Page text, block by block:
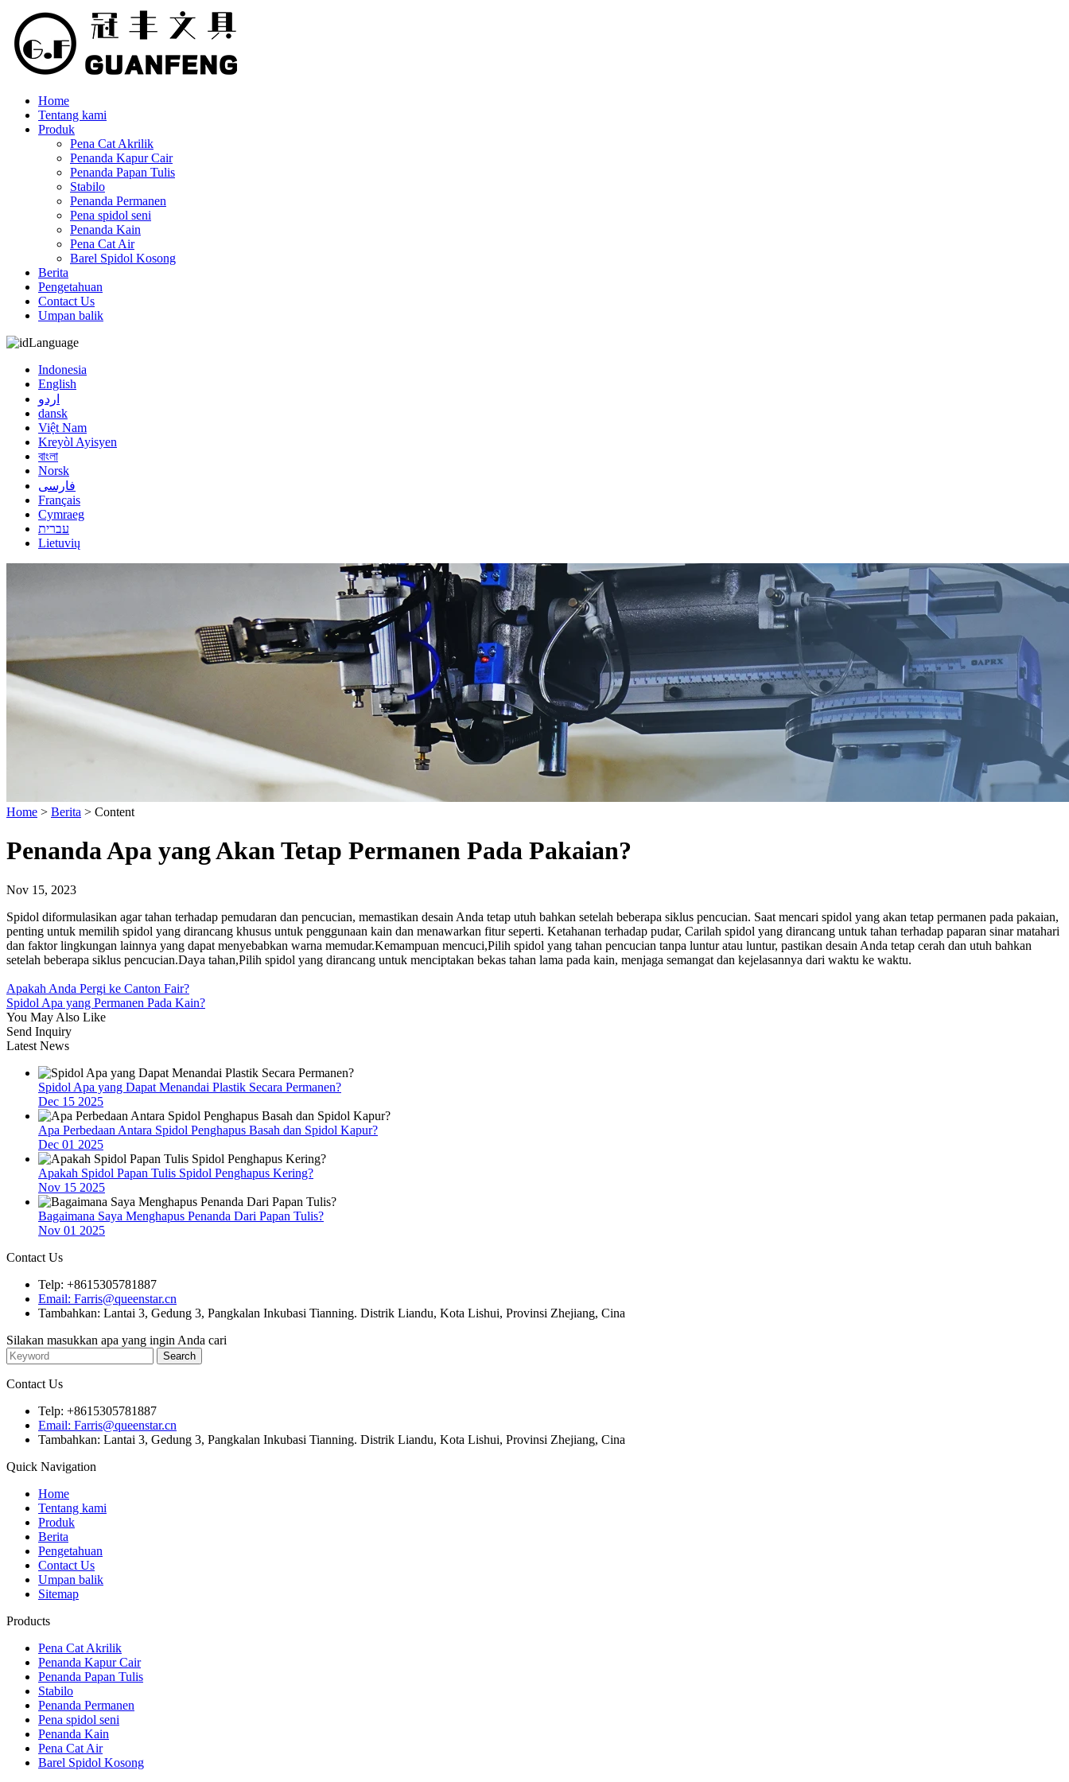
Home
Tentang kami
Produk
Pena Cat Akrilik
Penanda Kapur Cair
Penanda Papan Tulis
Stabilo
Penanda Permanen
Pena spidol seni
Penanda Kain
Pena Cat Air
Barel Spidol Kosong
Berita
Pengetahuan
Contact Us
Umpan balik
Language
Indonesia
English
اردو
dansk
Việt Nam
Kreyòl Ayisyen
বাংলা
Norsk
فارسی
Français
Cymraeg
עברית
Lietuvių
Home > Berita > Content
Penanda Apa yang Akan Tetap Permanen Pada Pakaian?
Nov 15, 2023
Spidol diformulasikan agar tahan terhadap pemudaran dan pencucian, memastikan desain Anda tetap utuh bahkan setelah beberapa siklus pencucian. Saat mencari spidol yang akan tetap permanen pada pakaian,
penting untuk memilih spidol yang dirancang khusus untuk penggunaan kain dan menawarkan fitur seperti. Ketahanan terhadap pudar, Carilah spidol yang dirancang untuk tahan terhadap paparan sinar matahari
dan faktor lingkungan lainnya yang dapat menyebabkan warna memudar.Kemampuan mencuci,Pilih spidol yang tahan pencucian tanpa luntur atau luntur, pastikan desain Anda tetap cerah dan utuh bahkan
setelah beberapa siklus pencucian.Daya tahan,Pilih spidol yang dirancang untuk menciptakan bekas tahan lama pada kain, menjaga semangat dan kejelasannya dari waktu ke waktu.
Apakah Anda Pergi ke Canton Fair?
Spidol Apa yang Permanen Pada Kain?
You May Also Like
Send Inquiry
Latest News
Spidol Apa yang Dapat Menandai Plastik Secara Permanen?
Dec 15 2025
Apa Perbedaan Antara Spidol Penghapus Basah dan Spidol Kapur?
Dec 01 2025
Apakah Spidol Papan Tulis Spidol Penghapus Kering?
Nov 15 2025
Bagaimana Saya Menghapus Penanda Dari Papan Tulis?
Nov 01 2025
Contact Us
Telp: +8615305781887
Email: Farris@queenstar.cn
Tambahkan: Lantai 3, Gedung 3, Pangkalan Inkubasi Tianning. Distrik Liandu, Kota Lishui, Provinsi Zhejiang, Cina
Silakan masukkan apa yang ingin Anda cari
Contact Us
Telp: +8615305781887
Email: Farris@queenstar.cn
Tambahkan: Lantai 3, Gedung 3, Pangkalan Inkubasi Tianning. Distrik Liandu, Kota Lishui, Provinsi Zhejiang, Cina
Quick Navigation
Home
Tentang kami
Produk
Berita
Pengetahuan
Contact Us
Umpan balik
Sitemap
Products
Pena Cat Akrilik
Penanda Kapur Cair
Penanda Papan Tulis
Stabilo
Penanda Permanen
Pena spidol seni
Penanda Kain
Pena Cat Air
Barel Spidol Kosong